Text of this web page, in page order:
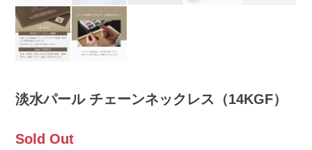
淡水パール チェーンネックレス（14KGF）
Sold Out